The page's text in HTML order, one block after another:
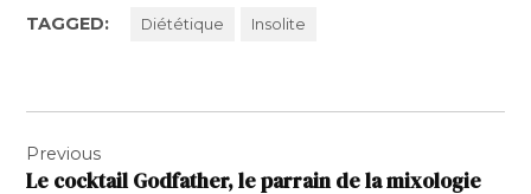
TAGGED: Diététique Insolite
de
Previous
Le cocktail Godfather, le parrain de la mixologie